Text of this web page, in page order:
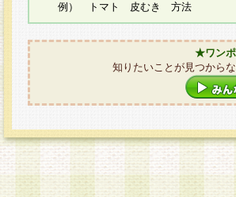
例） トマト 皮むき 方法
★ワン
知りたいことが見つから